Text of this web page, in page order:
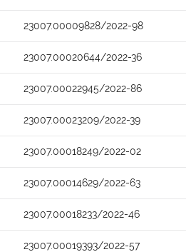
23007.00009828/2022-98
23007.00020644/2022-36
23007.00022945/2022-86
23007.00023209/2022-39
23007.00018249/2022-02
23007.00014629/2022-63
23007.00018233/2022-46
23007.00019393/2022-57